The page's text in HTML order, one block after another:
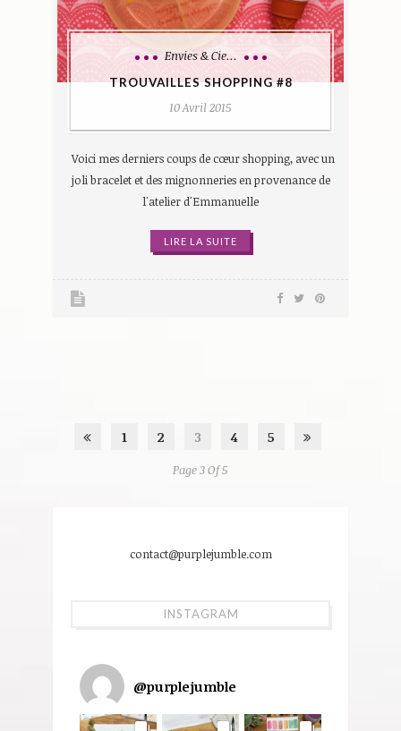
Envies & Cie...
TROUVAILLES SHOPPING #8
10 Avril 2015
Voici mes derniers coups de cœur shopping, avec un
joli bracelet et des mignonneries en provenance de
l'atelier d'Emmanuelle
LIRE LA SUITE
1 2 3 4 5
Page 3 Of 5
contact@purplejumble.com
INSTAGRAM
@purplejumble